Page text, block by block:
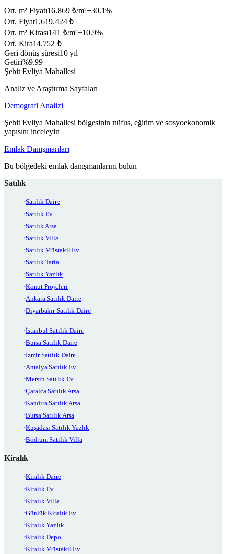
Ort. m² Fiyatı16.869 ₺/m²+30.1%
Ort. Fiyat1.619.424 ₺
Ort. m² Kirası141 ₺/m²+10.9%
Ort. Kira14.752 ₺
Geri dönüş süresi10 yıl
Getiri%9.99
Şehit Evliya Mahallesi
Analiz ve Araştırma Sayfaları
Demografi Analizi
Şehit Evliya Mahallesi bölgesinin nüfus, eğitim ve sosyoekonomik
yapısını inceleyin
Emlak Danışmanları
Bu bölgedeki emlak danışmanlarını bulun
Satılık
Satılık Daire
Satılık Ev
Satılık Arsa
Satılık Villa
Satılık Müstakil Ev
Satılık Tarla
Satılık Yazlık
Konut Projeleri
Ankara Satılık Daire
Diyarbakır Satılık Daire
İstanbul Satılık Daire
Bursa Satılık Daire
İzmir Satılık Daire
Antalya Satılık Ev
Mersin Satılık Ev
Çatalca Satılık Arsa
Kandıra Satılık Arsa
Bursa Satılık Arsa
Kuşadası Satılık Yazlık
Bodrum Satılık Villa
Kiralık
Kiralık Daire
Kiralık Ev
Kiralık Villa
Günlük Kiralık Ev
Kiralık Yazlık
Kiralık Depo
Kiralık Müstakil Ev